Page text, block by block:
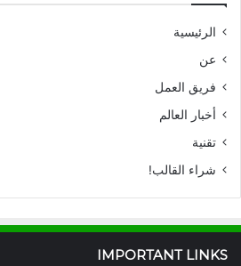
الرئيسية
عن
فريق العمل
أخبار العالم
تقنية
شراء القالب!
IMPORTANT LINKS